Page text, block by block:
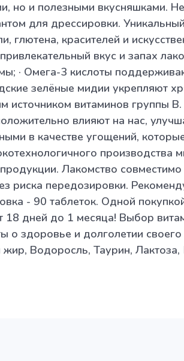
но и полезными вкусняшками.
для дрессировки.
глютена, красителей и
вкус и запах
· Омега-3 кислоты
зелёные мидии укрепляют
источником витаминов группы
влияют на нас,
в качестве угощений,
производства
Лакомство
риска передозировки.
- 90 таблеток. Одной
дней до 1 месяца! Выбор
о здоровье и долголетии
Водоросль, Таурин,